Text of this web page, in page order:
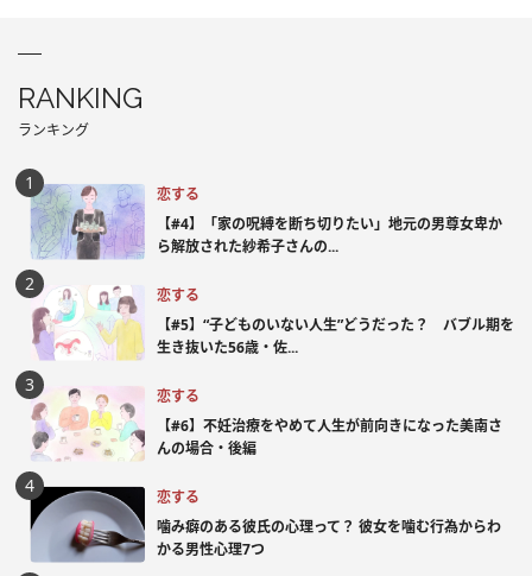
RANKING
ランキング
恋する
【#4】「家の呪縛を断ち切りたい」地元の男尊女卑か
ら解放された紗希子さんの...
恋する
【#5】“子どものいない人生”どうだった？ バブル期を
生き抜いた56歳・佐...
恋する
【#6】不妊治療をやめて人生が前向きになった美南さ
んの場合・後編
恋する
噛み癖のある彼氏の心理って？ 彼女を噛む行為からわ
かる男性心理7つ